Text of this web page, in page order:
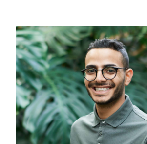
Infographie/3D
apprener à créer des supports de
communication de qualité